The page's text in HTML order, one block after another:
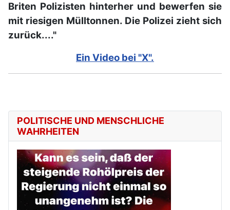
Briten Polizisten hinterher und bewerfen sie
mit riesigen Mülltonnen. Die Polizei zieht sich
zurück...."
Ein Video bei "X".
POLITISCHE UND MENSCHLICHE
WAHRHEITEN